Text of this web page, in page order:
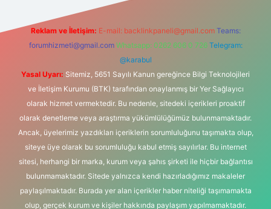
Reklam ve İletişim: E-mail: backlinkpaneli@gmail.com Teams:
forumhizmeti@gmail.com Whatsapp: 0262 606 0 726 Telegram:
@karabul
Yasal Uyarı: Sitemiz, 5651 Sayılı Kanun gereğince Bilgi Teknolojileri
ve İletişim Kurumu (BTK) tarafından onaylanmış bir Yer Sağlayıcı
olarak hizmet vermektedir. Bu nedenle, sitedeki içerikleri proaktif
olarak denetleme veya araştırma yükümlülüğümüz bulunmamaktadır.
Ancak, üyelerimiz yazdıkları içeriklerin sorumluluğunu taşımakta olup,
siteye üye olarak bu sorumluluğu kabul etmiş sayılırlar. Bu internet
sitesi, herhangi bir marka, kurum veya şahıs şirketi ile hiçbir bağlantısı
bulunmamaktadır. Sitede yalnızca kendi hazırladığımız makaleler
paylaşılmaktadır. Burada yer alan içerikler haber niteliği taşımamakta
olup, gerçek kurum ve kişiler hakkında paylaşım yapılmamaktadır.